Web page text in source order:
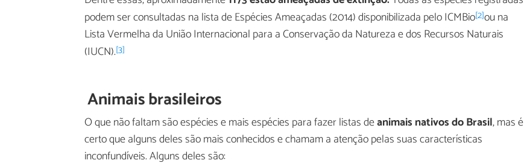
podem ser consultadas na lista de Espécies Ameaçadas (2014) disponibilizada pelo ICMBio[2]ou na
Lista Vermelha da União Internacional para a Conservação da Natureza e dos Recursos Naturais
(IUCN).[3]
Animais brasileiros
O que não faltam são espécies e mais espécies para fazer listas deanimais nativos do Brasil, mas é
certo que alguns deles são mais conhecidos e chamam a atenção pelas suas características
inconfundíveis. Alguns deles são: